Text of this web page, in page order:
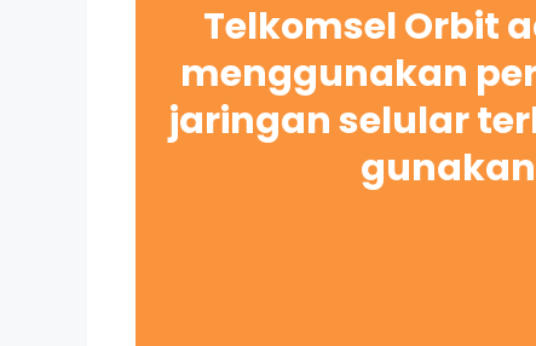
Telkomsel Orbit
menggunakan
jaringan selular